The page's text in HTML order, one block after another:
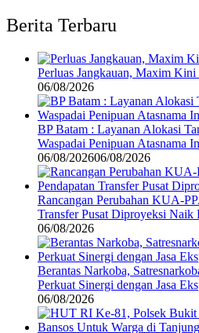
Berita Terbaru
Perluas Jangkauan, Maxim
06/08/2026
BP Batam : Layanan Alokasi
Waspadai Penipuan Atasnama
06/08/202606/08/2026
Rancangan Perubahan KUA-
Transfer Pusat Diproyeksi
06/08/2026
Berantas Narkoba,
Perkuat Sinergi dengan Jasa
06/08/2026